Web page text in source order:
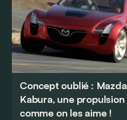
Concept oublié : Mazda
Kabura, une propulsion
comme on les aime !